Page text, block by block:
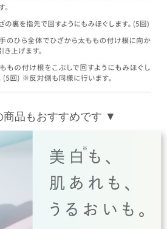
品もおすすめです ▼